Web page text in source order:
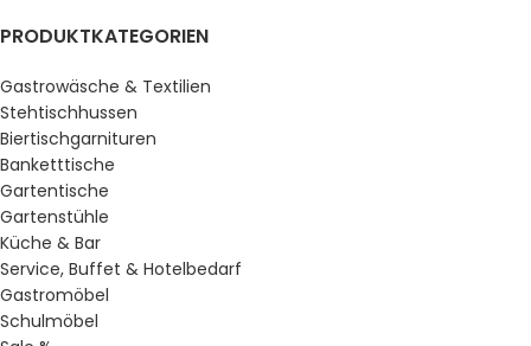
PRODUKTKATEGORIEN
Gastrowäsche & Textilien
Stehtischhussen
Biertischgarnituren
Banketttische
Gartentische
Gartenstühle
Küche & Bar
Service, Buffet & Hotelbedarf
Gastromöbel
Schulmöbel